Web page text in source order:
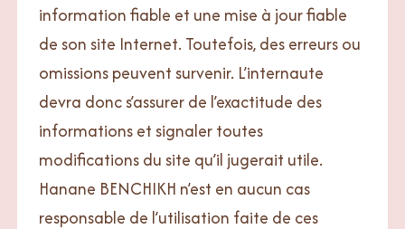
information fiable et une mise à jour fiable
de son site Internet. Toutefois, des erreurs ou
omissions peuvent survenir. L’internaute
devra donc s’assurer de l’exactitude des
informations et signaler toutes
modifications du site qu’il jugerait utile.
Hanane BENCHIKH n’est en aucun cas
responsable de l’utilisation faite de ces